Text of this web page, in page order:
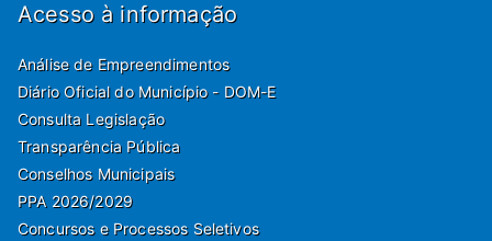
Acesso à informação
Análise de Empreendimentos
Diário Oficial do Município - DOM-E
Consulta Legislação
Transparência Pública
Conselhos Municipais
PPA 2026/2029
Concursos e Processos Seletivos